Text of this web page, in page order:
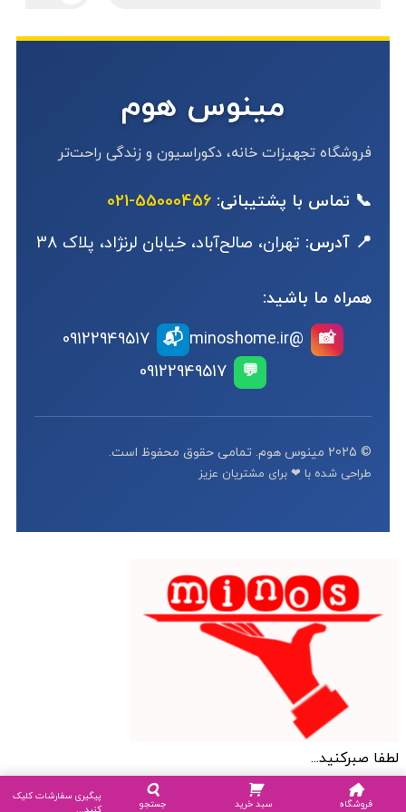
مینوس هوم
فروشگاه تجهیزات خانه، دکوراسیون و زندگی راحت‌تر
📞 تماس با پشتیبانی: 55000456-021
📍 آدرس: تهران، صالح‌آباد، خیابان لرنژاد، پلاک 38
همراه ما باشید:
📸
@minoshome.ir
📬
09122949517
💬
09122949517
© 2025 مینوس هوم. تمامی حقوق محفوظ است.
طراحی شده با ❤ برای مشتریان عزیز
فروشگاه سبد خرید جستجو
پیگیری سفارشات کلیک
لطفا صبرکنید...